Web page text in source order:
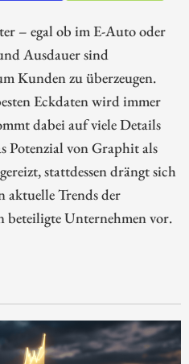
– egal ob im E-Auto oder
Ausdauer sind
Kunden zu überzeugen.
Eckdaten wird immer
dabei auf viele Details
Potenzial von Graphit als
stattdessen drängt sich
Trends der
beteiligte Unternehmen vor.